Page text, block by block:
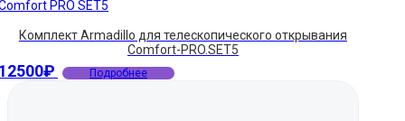
Комплект Armadillo для телескопического открывания
Comfort-PRO.SET5
₽ Подробнее